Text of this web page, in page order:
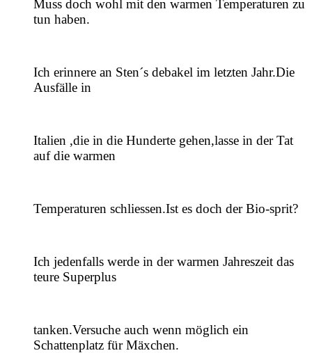
Muss doch wohl mit den warmen Temperaturen zu
tun haben.
Ich erinnere an Sten´s debakel im letzten Jahr.Die
Ausfälle in
Italien ,die in die Hunderte gehen,lasse in der Tat
auf die warmen
Temperaturen schliessen.Ist es doch der Bio-sprit?
Ich jedenfalls werde in der warmen Jahreszeit das
teure Superplus
tanken.Versuche auch wenn möglich ein
Schattenplatz für Mäxchen.